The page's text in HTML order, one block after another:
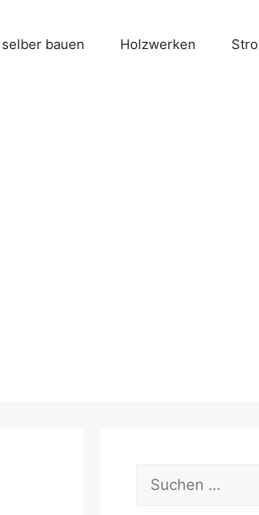
bauen Holzwerken
Suche
nach: